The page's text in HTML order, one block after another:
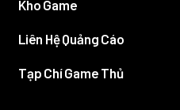
Kho Game
Liên Hệ Quảng Cáo
Tạp Chí Game Thủ